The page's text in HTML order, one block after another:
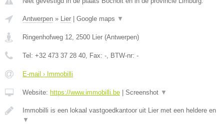
Antwerpen » Lier Google maps ▼
Ringenhofweg 12, 2500 Lier (Antwerpen)
Tel: +32 473 37 28 40, Fax: -, BTW-nr: -
E-mail › Immobilli
Website: https://www.immobilli.be Screenshot ▼
Immobilli is een lokaal vastgoedkantoor uit Lier met een heldere en
▼